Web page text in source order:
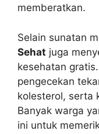
memberatkan.
Selain sunatan
Sehat juga
kesehatan
pengecekan
kolesterol, serta
Banyak warga
ini untuk